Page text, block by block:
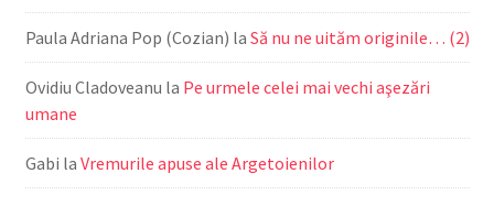
Paula Adriana Pop (Cozian) la Să nu ne uităm originile… (2)
Ovidiu Cladoveanu la Pe urmele celei mai vechi aşezări
umane
Gabi la Vremurile apuse ale Argetoienilor